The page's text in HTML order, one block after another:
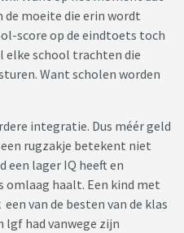
moeite die erin wordt
score op de eindtoets toch
elke school trachten die
Want scholen worden
integratie. Dus méér geld
rugzakje betekent niet
een lager IQ heeft en
omlaag haalt. Een kind met
van de besten van de klas
lgf had vanwege zijn